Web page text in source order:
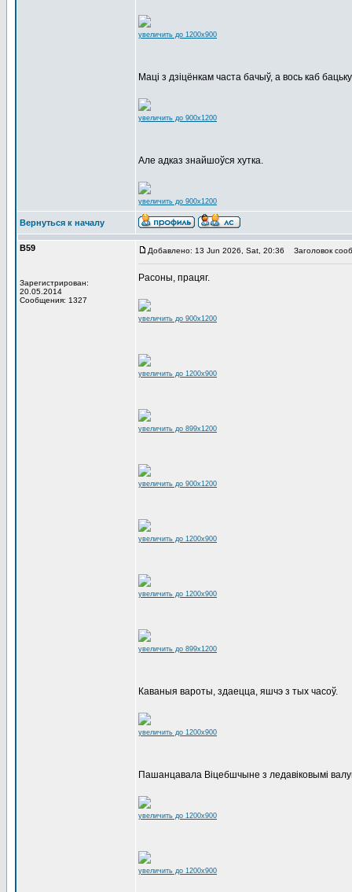
увеличить до 1200x900
Маці з дзіцёнкам часта бачыў, а вось каб
увеличить до 900x1200
Але адказ знайшоўся хутка.
увеличить до 900x1200
Вернуться к началу
В59
Зарегистрирован:
20.05.2014
Сообщения: 1327
Добавлено: 13 Jun 2026, Sat, 20:36 Заголовок
Расоны, працяг.
увеличить до 900x1200
увеличить до 1200x900
увеличить до 899x1200
увеличить до 900x1200
увеличить до 1200x900
увеличить до 1200x900
увеличить до 899x1200
Каваныя вароты, здаецца, яшчэ з тых часоў.
увеличить до 1200x900
Пашанцавала Віцебшчыне з ледавіковымі
увеличить до 1200x900
увеличить до 1200x900